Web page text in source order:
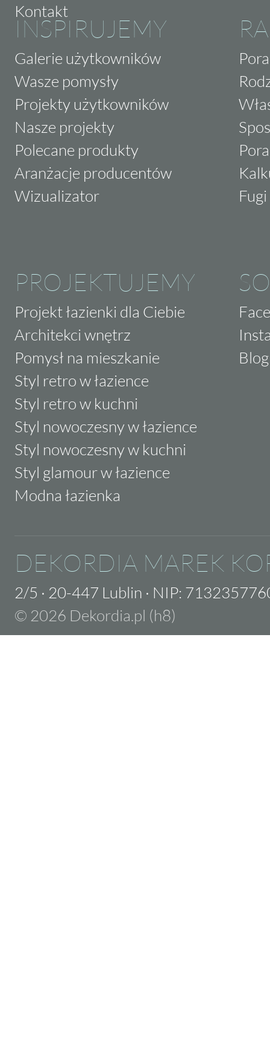
Kontakt
INSPIRUJEMY
Galerie użytkowników
Wasze pomysły
Projekty użytkowników
Nasze projekty
Polecane produkty
Aranżacje producentów
Wizualizator
PROJEKTUJEMY
Projekt łazienki dla Ciebie
Architekci wnętrz
Pomysł na mieszkanie
Styl retro w łazience
Styl retro w kuchni
Styl nowoczesny w łazience
Styl nowoczesny w kuchni
Styl glamour w łazience
Modna łazienka
Blog
DEKORDIA MAREK
2/5 · 20-447 Lublin · NIP:
© 2026 Dekordia.pl (h8)